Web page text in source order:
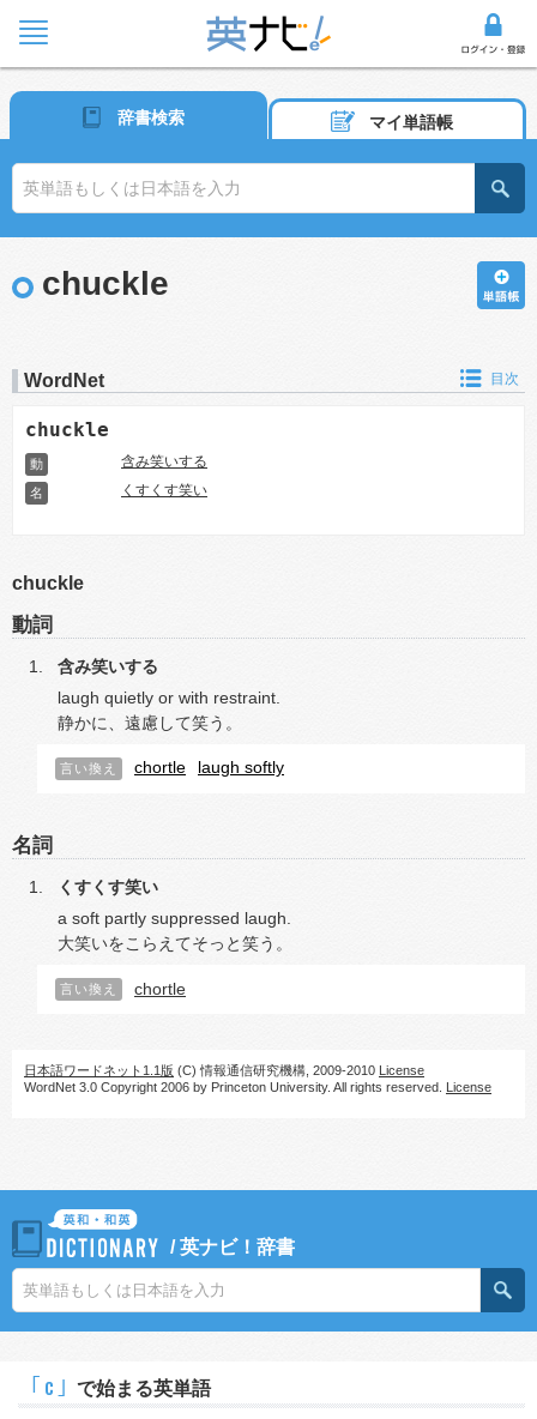
辞書検索 マイ単語帳
chuckle
WordNet 目次
chuckle
動 含み笑いする
名 くすくす笑い
chuckle
動詞
含み笑いする
laugh quietly or with restraint.
静かに、遠慮して笑う。
言い換え chortle laugh softly
名詞
くすくす笑い
a soft partly suppressed laugh.
大笑いをこらえてそっと笑う。
言い換え chortle
日本語ワードネット1.1版 (C) 情報通信研究機構, 2009-2010 License
WordNet 3.0 Copyright 2006 by Princeton University. All rights reserved. License
/英ナビ！辞書
｢c｣ で始まる英単語